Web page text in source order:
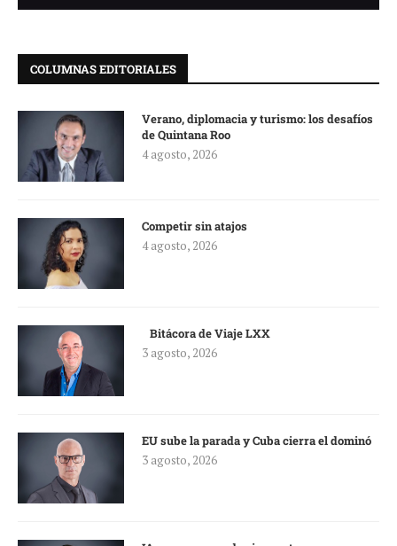
COLUMNAS EDITORIALES
Verano, diplomacia y turismo: los desafíos
de Quintana Roo
4 agosto, 2026
Competir sin atajos
4 agosto, 2026
Bitácora de Viaje LXX
3 agosto, 2026
EU sube la parada y Cuba cierra el dominó
3 agosto, 2026